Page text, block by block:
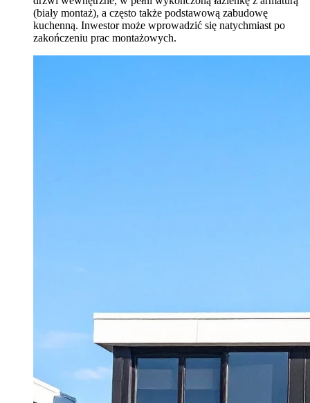
(biały montaż), a często także podstawową zabudowę
kuchenną. Inwestor może wprowadzić się natychmiast po
zakończeniu prac montażowych.